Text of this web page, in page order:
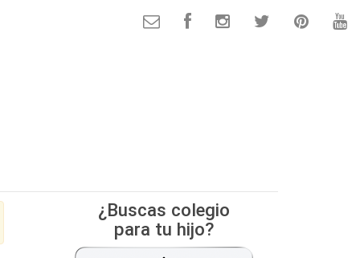
¿Buscas colegio
para tu hijo?